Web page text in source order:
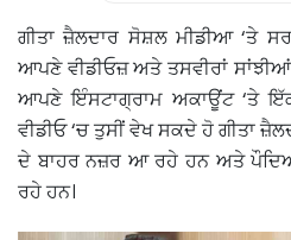
ਗੀਤਾ ਜ਼ੈਲਦਾਰ ਸੋਸ਼ਲ ਮੀਡੀਆ ‘ਤੇ
ਆਪਣੇ ਵੀਡੀਓਜ਼ ਅਤੇ ਤਸਵੀਰਾਂ
ਆਪਣੇ ਇੰਸਟਾਗ੍ਰਾਮ ਅਕਾਊਂਟ ‘ਤੇ
ਵੀਡੀਓ ‘ਚ ਤੁਸੀਂ ਵੇਖ ਸਕਦੇ ਹੋ ਗੀਤਾ
ਦੇ ਬਾਹਰ ਨਜ਼ਰ ਆ ਰਹੇ ਹਨ ਅਤੇ
ਰਹੇ ਹਨ।